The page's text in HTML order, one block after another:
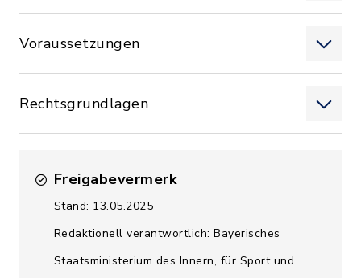
Voraussetzungen
Rechtsgrundlagen
Freigabevermerk
Stand: 13.05.2025
Redaktionell verantwortlich: Bayerisches
Staatsministerium des Innern, für Sport und